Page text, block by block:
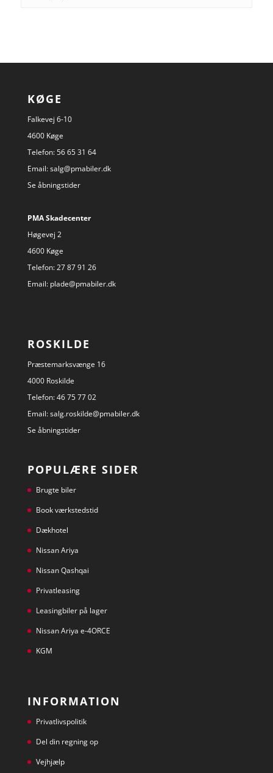
KØGE
Falkevej 6-10
4600 Køge
Telefon:56 65 31 64
Email:salg@pmabiler.dk
Se åbningstider
PMA Skadecenter
Høgevej 2
4600 Køge
Telefon:27 87 91 26
Email: plade@pmabiler.dk
ROSKILDE
Præstemarksvænge 16
4000 Roskilde
Telefon:46 75 77 02
Email:salg.roskilde@pmabiler.dk
Se åbningstider
POPULÆRE SIDER
Brugte biler
Book værkstedstid
Dækhotel
Nissan Ariya
Nissan Qashqai
Privatleasing
Leasingbiler på lager
Nissan Ariya e-4ORCE
KGM
INFORMATION
Privatlivspolitik
Del din regning op
Vejhjælp